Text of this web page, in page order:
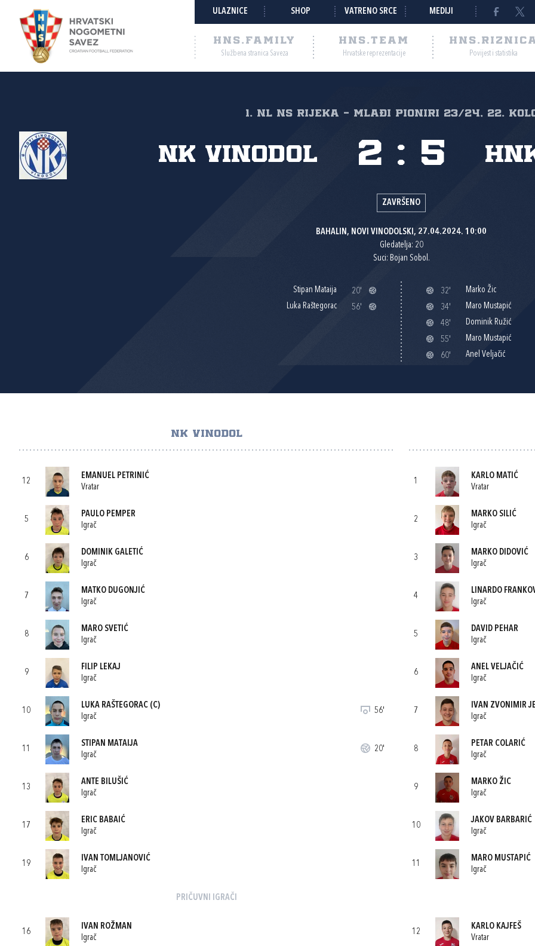
ULAZNICE SHOP VATRENO SRCE MEDIJI
HNS.FAMILY
Službena stranica Saveza
HNS.TEAM
Hrvatske reprezentacije Povijest i statistika
1. NL NS Rijeka - mlađi pioniri 23/24, 22. kolo
NK Vinodol 2 : 5
ZAVRŠENO
BAHALIN, NOVI VINODOLSKI, 27.04.2024. 10:00
Gledatelja: 20
Suci: Bojan Sobol.
Stipan Mataija
20'
Luka Raštegorac
56'
32'
Marko Žic
34'
Maro Mustapić
48'
Dominik Ružić
55'
Maro Mustapić
60'
Anel Veljačić
NK VINODOL
12
EMANUEL PETRINIĆ
Vratar
5
PAULO PEMPER
Igrač
6
DOMINIK GALETIĆ
Igrač
7
MATKO DUGONJIĆ
Igrač
8
MARO SVETIĆ
Igrač
9
FILIP LEKAJ
Igrač
10
LUKA RAŠTEGORAC (C)
Igrač
56'
11
STIPAN MATAIJA
Igrač
20'
13
ANTE BILUŠIĆ
Igrač
17
ERIC BABAIĆ
Igrač
19
IVAN TOMLJANOVIĆ
Igrač
PRIČUVNI IGRAČI
16
IVAN ROŽMAN
Igrač
1
KARLO MATIĆ
Vratar
2
MARKO SILIĆ
Igrač
3
MARKO DIDOVIĆ
Igrač
4
LINARDO
Igrač
5
DAVID PEHAR
Igrač
6
ANEL VELJAČIĆ
Igrač
7
IVAN ZVONIMIR
Igrač
8
PETAR COLARIĆ
Igrač
9
MARKO ŽIC
Igrač
10
JAKOV BARBARIĆ
Igrač
11
MARO MUSTAPIĆ
Igrač
12
KARLO KAJFEŠ
Vratar